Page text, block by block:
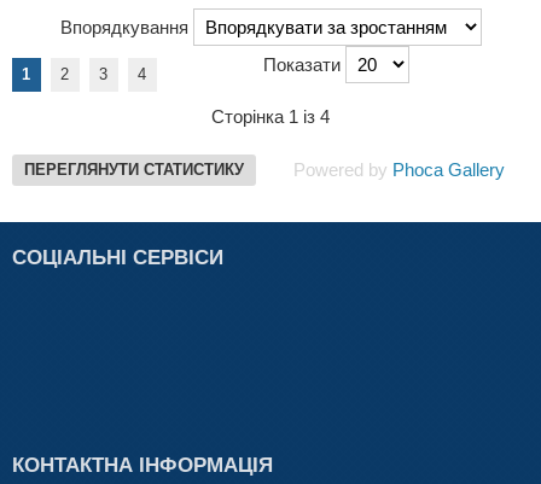
Впорядкування
Показати
1 2 3 4
Сторінка 1 із 4
ПЕРЕГЛЯНУТИ СТАТИСТИКУ Powered by Phoca Gallery
СОЦІАЛЬНІ СЕРВІСИ
КОНТАКТНА ІНФОРМАЦІЯ